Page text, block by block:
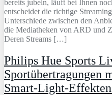
bereits jubeln, läuft bei Ihnen
entscheidet die richtige
Unterschiede zwischen den
die Mediatheken von ARD und
Deren Streams […]
Philips Hue Sports
Sportübertragungen